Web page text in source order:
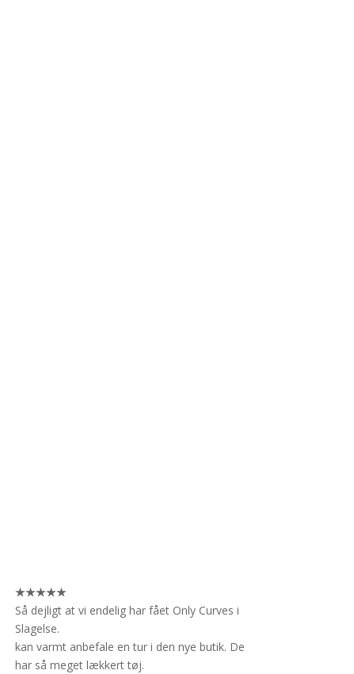
★★★★★
Så dejligt at vi endelig har fået Only Curves i
Slagelse.
kan varmt anbefale en tur i den nye butik. De
har så meget lækkert tøj.